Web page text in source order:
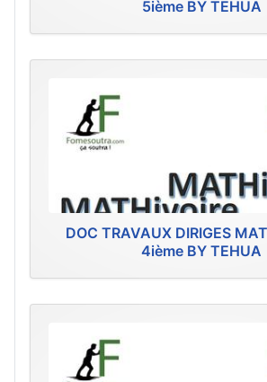
5ième BY TEHUA
DOC TRAVAUX DIRIGES
4ième BY TEHUA